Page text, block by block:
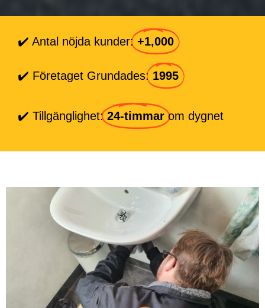
✔️ Antal nöjda kunder: +1,000
✔️ Företaget Grundades: 1995
✔️ Tillgänglighet: 24-timmar om dygnet